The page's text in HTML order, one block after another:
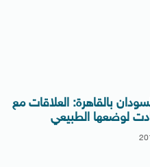
بالقاهرة: العلاقات مع
لوضعها الطبيعي